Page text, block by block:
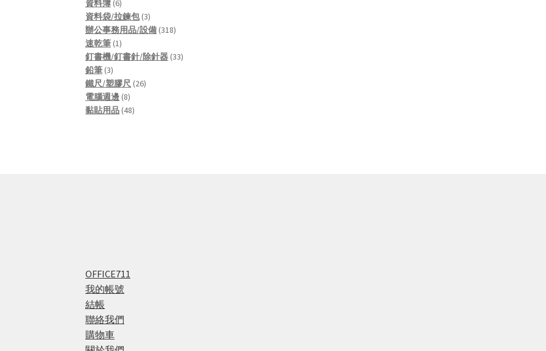
products
資料簿 66
products
資料袋/拉鍊包 33
products
辦公事務用品/設備 318318
速乾筆 11
product
釘書機/釘書針/除針器 3333
鉛筆 33
products
鐵尺/塑膠尺 2626
電腦週邊 88
products
黏貼用品 4848
OFFICE711
我的帳號
結帳
聯絡我們
購物車